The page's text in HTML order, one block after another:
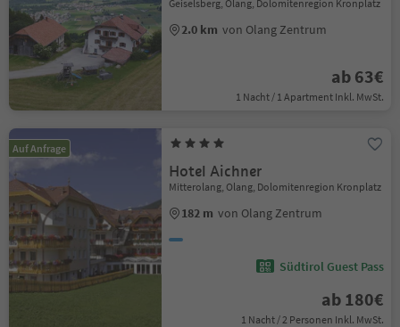
Geiselsberg, Olang, Dolomitenregion Kronplatz
2.0 km von Olang Zentrum
ab 63€
1 Nacht / 1 Apartment Inkl. MwSt.
Auf Anfrage
Hotel Aichner
Mitterolang, Olang, Dolomitenregion Kronplatz
182 m von Olang Zentrum
Südtirol Guest Pass
ab 180€
1 Nacht / 2 Personen Inkl. MwSt.